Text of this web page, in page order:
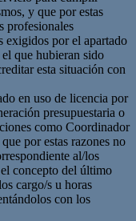
y que por estas
profesionales
exigidos por el apartado
que hubieran sido
esta situación con
en uso de licencia por
presupuestaria o
como Coordinador
por estas razones no
al/los
concepto del último
cargo/s u horas
con los